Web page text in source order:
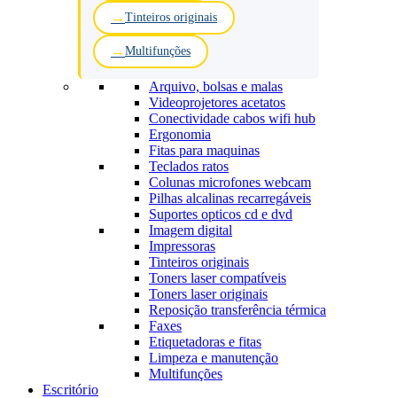
Tinteiros originais
Multifunções
Arquivo, bolsas e malas
Videoprojetores acetatos
Conectividade cabos wifi hub
Ergonomia
Fitas para maquinas
Teclados ratos
Colunas microfones webcam
Pilhas alcalinas recarregáveis
Suportes opticos cd e dvd
Imagem digital
Impressoras
Tinteiros originais
Toners laser compatíveis
Toners laser originais
Reposição transferência térmica
Faxes
Etiquetadoras e fitas
Limpeza e manutenção
Multifunções
Escritório